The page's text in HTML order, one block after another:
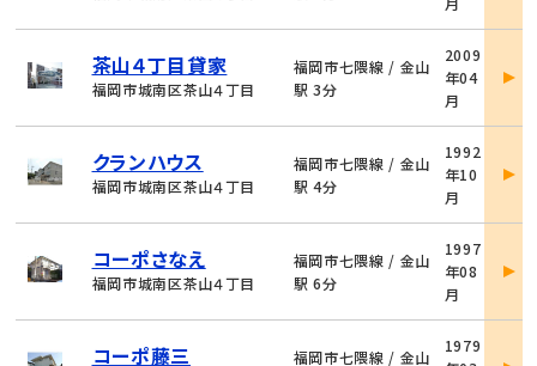
茶山４丁目貸家
福岡市城南区茶山４丁目
福岡市七隈線 / 金山
駅 3分
2009
年04
月
詳
クランハウス
福岡市城南区茶山４丁目
福岡市七隈線 / 金山
駅 4分
1992
年10
月
詳
コーポさなえ
福岡市城南区茶山４丁目
福岡市七隈線 / 金山
駅 6分
1997
年08
月
詳
コーポ藤三
福岡市七隈線 / 金山
1979